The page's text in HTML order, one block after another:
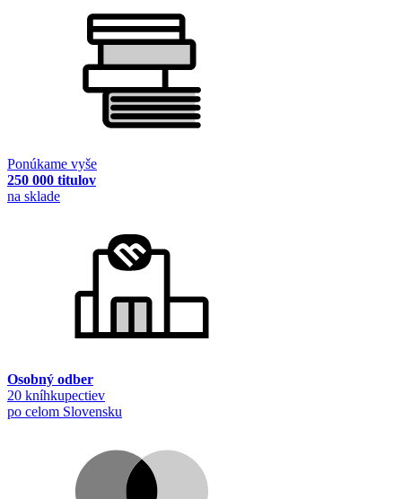
Ponúkame vyše
250 000 titulov
na sklade
Osobný odber
20 kníhkupectiev
po celom Slovensku